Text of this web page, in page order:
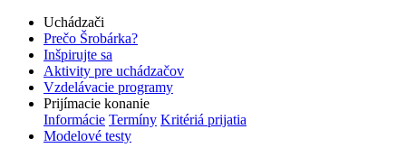
Uchádzači
Prečo Šrobárka?
Inšpirujte sa
Aktivity pre uchádzačov
Vzdelávacie programy
Prijímacie konanie
Informácie Termíny Kritériá prijatia
Modelové testy